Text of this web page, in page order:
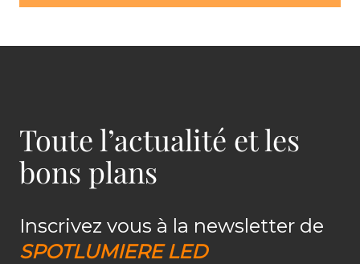
Toute l’actualité et les
bons plans
Inscrivez vous à la newsletter de
SPOTLUMIERE LED